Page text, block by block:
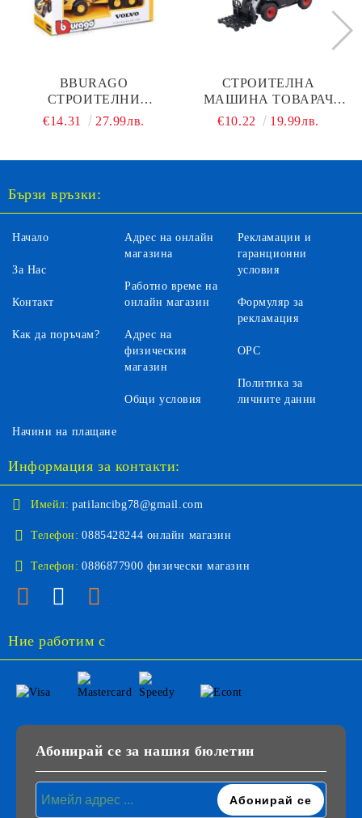
BBURAGO
СТРОИТЕЛНИ
МАШИНИ VOLVO
€14.31 27.99лв.
СТРОИТЕЛНА
МАШИНА ТОВАРАЧ
BOBCAT TOOLCAT 5600
€10.22 19.99лв.
Бързи връзки:
Начало
За Нас
Контакт
Как да поръчам?
Адрес на онлайн
магазина
Работно време на
онлайн магазин
Адрес на
физическия
магазин
Общи условия
Рекламации и
гаранционни
условия
Формуляр за
рекламация
ОРС
Политика за
личните данни
Начини на плащане
Информация за контакти:
Имейл: patilancibg78@gmail.com
Телефон: 0885428244 онлайн магазин
Телефон: 0886877900 физически магазин
Ние работим с
Абонирай се за нашия бюлетин